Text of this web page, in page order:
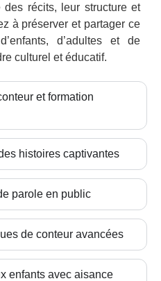
des récits, leur structure et
à préserver et partager ce
d’adultes et de
culturel et éducatif.
et formation
histoires captivantes
parole en public
de conteur avancées
enfants avec aisance